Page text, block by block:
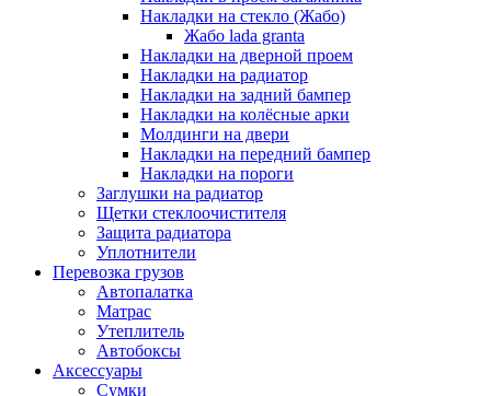
Накладки на стекло (Жабо)
Жабо lada granta
Накладки на дверной проем
Накладки на радиатор
Накладки на задний бампер
Накладки на колёсные арки
Молдинги на двери
Накладки на передний бампер
Накладки на пороги
Заглушки на радиатор
Щетки стеклоочистителя
Защита радиатора
Уплотнители
Перевозка грузов
Автопалатка
Матрас
Утеплитель
Автобоксы
Аксессуары
Сумки